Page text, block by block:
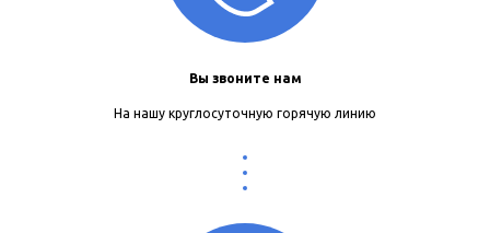
Вы звоните нам
На нашу круглосуточную горячую линию